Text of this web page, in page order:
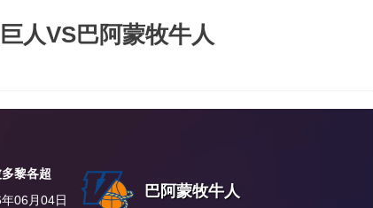
人VS巴阿蒙牧牛人
黎各超
06月04日
巴阿蒙牧牛人